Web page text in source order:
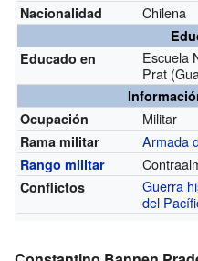
Nacionalidad Chilena
Educado en
Escuela
Prat
Ocupación
Militar
Rama militar Armada
Rango militar
Conflictos Guerra
del